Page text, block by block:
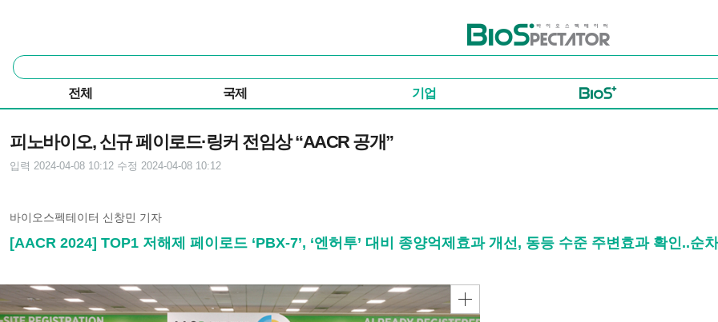
바이오스펙테이터
통
합
색
전체 국제 기업
피노바이오, 신규 페이로드·링커 전임상 “AACR 공개”
입력 2024-04-08 10:12 수정 2024-04-08 10:12
바이오스펙테이터 신창민 기자
[AACR 2024] TOP1 저해제 페이로드 ‘PBX-7’, ‘엔허투’ 대비 종양억제효과 개선, 동등 수준 주변효과 확인..순